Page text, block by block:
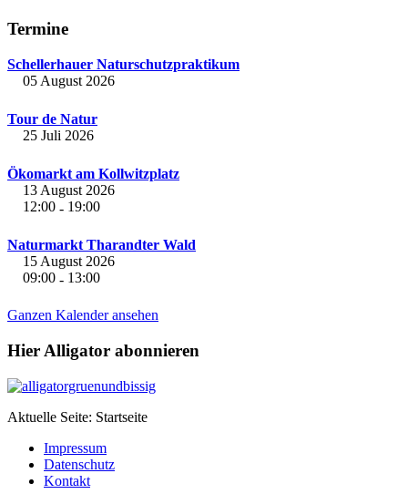
Termine
Schellerhauer Naturschutzpraktikum
05 August 2026
Tour de Natur
25 Juli 2026
Ökomarkt am Kollwitzplatz
13 August 2026
12:00 - 19:00
Naturmarkt Tharandter Wald
15 August 2026
09:00 - 13:00
Ganzen Kalender ansehen
Hier Alligator abonnieren
Aktuelle Seite: Startseite
Impressum
Datenschutz
Kontakt